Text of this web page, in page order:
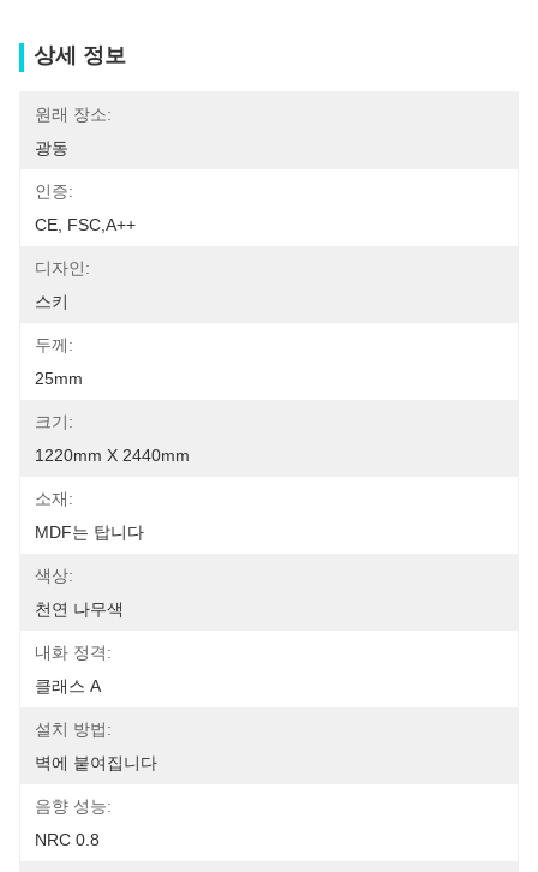
상세 정보
원래 장소:
광동
인증:
CE, FSC,A++
디자인:
스키
두께:
25mm
크기:
1220mm X 2440mm
소재:
MDF는 탑니다
색상:
천연 나무색
내화 정격:
클래스 A
설치 방법:
벽에 붙여집니다
음향 성능:
NRC 0.8